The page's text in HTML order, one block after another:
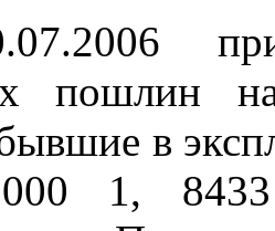
пошлин
в
1,